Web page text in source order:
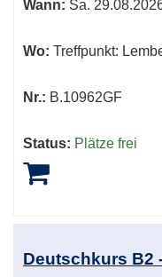
Wann: Sa.
Wo: Treffpunkt:
Nr.: B.10962GF
Status: Plätze frei
Deutschkurs B2